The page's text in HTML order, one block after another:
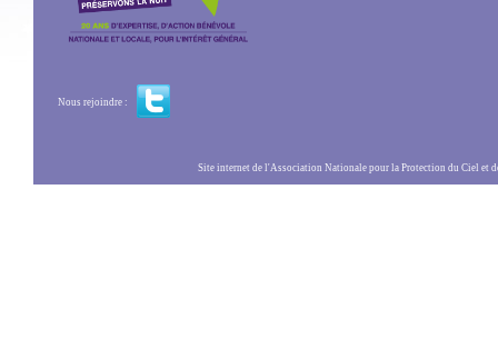
Nous rejoindre :
Site internet de l'Association Nationale pour la Protection du Ciel et de